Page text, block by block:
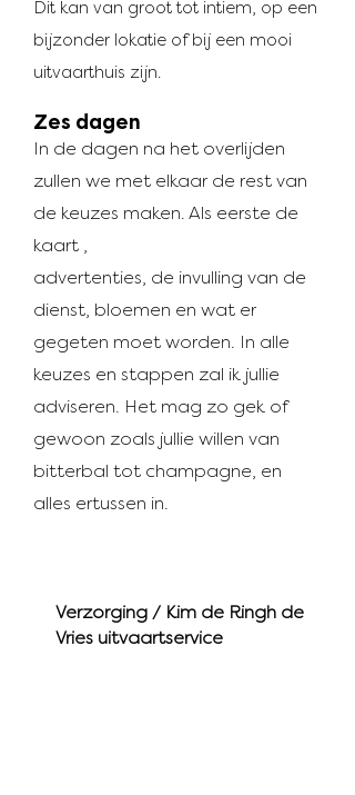
Dit kan van groot tot intiem, op een
bijzonder lokatie of bij een mooi
uitvaarthuis zijn.
Zes dagen
In de dagen na het overlijden
zullen we met elkaar de rest van
de keuzes maken. Als eerste de
kaart ,
advertenties, de invulling van de
dienst, bloemen en wat er
gegeten moet worden. In alle
keuzes en stappen zal ik jullie
adviseren. Het mag zo gek of
gewoon zoals jullie willen van
bitterbal tot champagne, en
alles ertussen in.
Verzorging / Kim de Ringh de
Vries uitvaartservice